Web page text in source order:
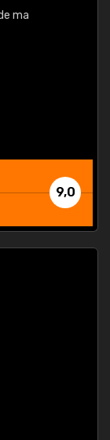
ma
9,0